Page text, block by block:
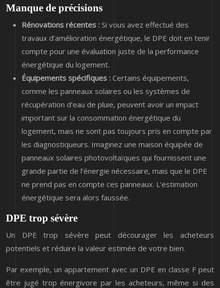
Manque de précisions
Rénovations récentes : Si vous avez effectué des
travaux d’amélioration énergétique, le DPE doit en tenir
compte pour une évaluation juste de la performance
énergétique du logement.
Équipements spécifiques : Certains équipements,
comme les panneaux solaires ou les systèmes de
récupération d’eau de pluie, peuvent avoir un impact
important sur la consommation énergétique du
logement, mais ne sont pas toujours pris en compte par
les diagnostiqueurs. Imaginez une maison équipée de
panneaux solaires photovoltaïques qui fournissent une
grande partie de l’énergie nécessaire, mais que le DPE
ne prend pas en compte ces panneaux. L’estimation
énergétique sera alors faussée.
DPE trop sévère
Un DPE trop sévère peut décourager les acheteurs
potentiels et réduire la valeur estimée de votre bien.
Par exemple, un appartement avec un DPE en classe F peut
être jugé trop énergivore par les acheteurs, même si des